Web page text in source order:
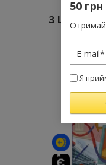
З ЦИМ
50
Отримай
Я